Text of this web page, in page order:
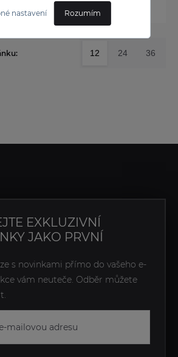
nastavení Rozumím
4 990 Kč
12 24 36
EXKLUZIVNÍ
JAKO PRVNÍ
s novinkami přímo do vašeho e-
vám neuteče. Odběr můžete